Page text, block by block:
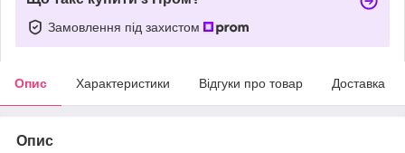
Замовлення під захистом
Опис Характеристики Відгуки про товар Доставка
Опис